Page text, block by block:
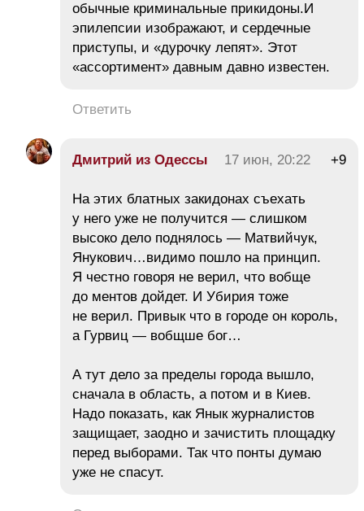
обычные криминальные прикидоны.И
эпилепсии изображают, и сердечные
приступы, и «дурочку лепят». Этот
«ассортимент» давным давно известен.
Ответить
Дмитрий из Одессы 17 июн, 20:22 +9
На этих блатных закидонах съехать
у него уже не получится — слишком
высоко дело поднялось — Матвийчук,
Янукович…видимо пошло на принцип.
Я честно говоря не верил, что вобще
до ментов дойдет. И Убирия тоже
не верил. Привык что в городе он король,
а Гурвиц — вобщше бог…
А тут дело за пределы города вышло,
сначала в область, а потом и в Киев.
Надо показать, как Янык журналистов
защищает, заодно и зачистить площадку
перед выборами. Так что понты думаю
уже не спасут.